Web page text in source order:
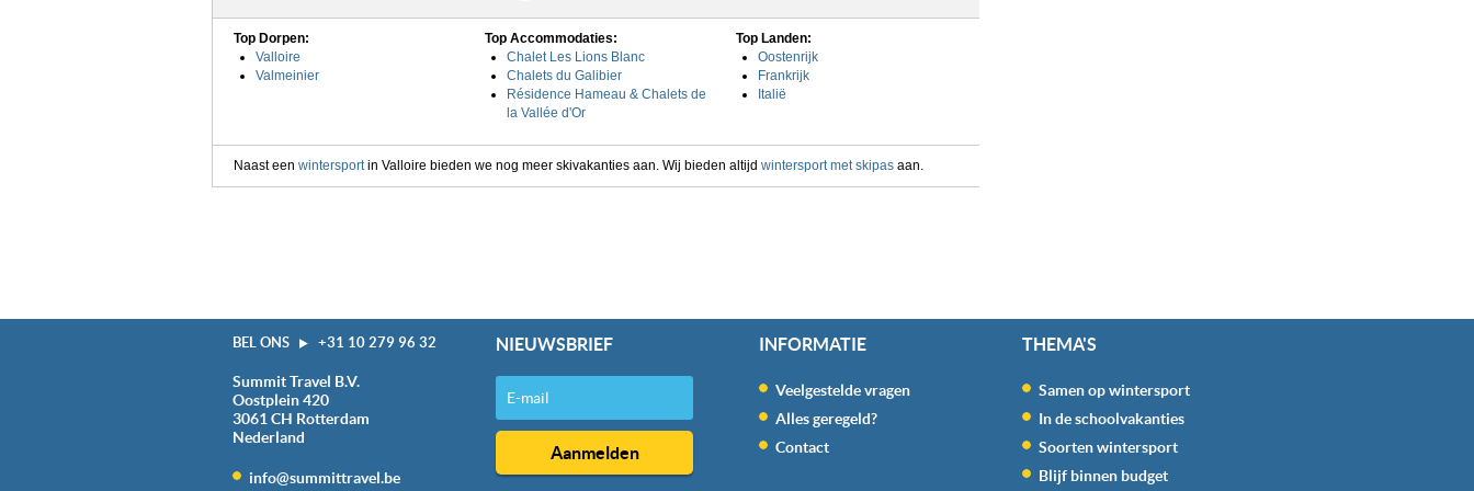
Top Dorpen:
Valloire
Valmeinier
Top Accommodaties:
Chalet Les Lions Blanc
Chalets du Galibier
Résidence Hameau & Chalets de
la Vallée d'Or
Top Landen:
Oostenrijk
Frankrijk
Italië
Naast een wintersportin Valloire bieden we nog meer skivakanties aan. Wij bieden altijd wintersport met skipasaan.
BEL ONS +31 10 279 96 32
Summit Travel B.V.
Oostplein 420
3061 CH Rotterdam
Nederland
info@summittravel.be
NIEUWSBRIEF INFORMATIE
Veelgestelde vragen
Alles geregeld?
Contact
THEMA'S
Samen op wintersport
In de schoolvakanties
Soorten wintersport
Blijf binnen budget